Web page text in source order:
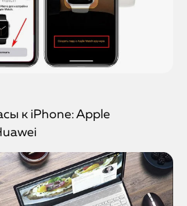
к iPhone: Apple